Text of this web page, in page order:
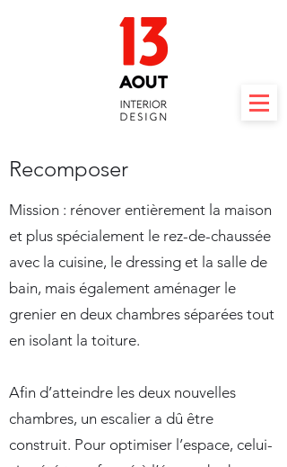
Recomposer
Mission : rénover entièrement la maison
et plus spécialement le rez-de-chaussée
avec la cuisine, le dressing et la salle de
bain, mais également aménager le
grenier en deux chambres séparées tout
en isolant la toiture.
Afin d’atteindre les deux nouvelles
chambres, un escalier a dû être
construit. Pour optimiser l’espace, celui-